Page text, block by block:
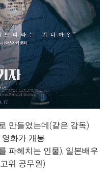
만들었는데(같은 감독)
화가 개봉
파헤치는 인물), 일본배우
위 공무원)